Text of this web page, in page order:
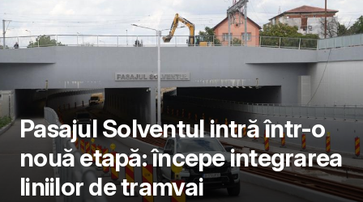
Pasajul Solventul intră într-o
nouă etapă: începe integrarea
liniilor de tramvai